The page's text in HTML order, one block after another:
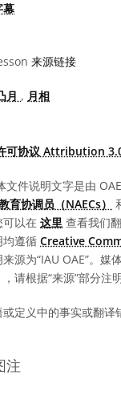
幕
来源链接
月 , 月相
可协议 Attribution
件说明文字是由 OAE
育协调员（NAECs）
可以在 这里 查看我们
均遵循 Creative
源为“IAU OAE”。媒
请根据“来源”部分注
定义中的事实或翻译
注